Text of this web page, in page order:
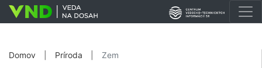
Domov Príroda Zem